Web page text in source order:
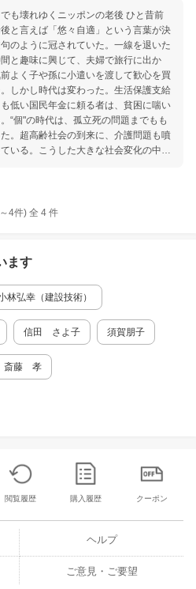
章 場違いの現役感をまき散らす元管理
--なぜ、普通のお年寄りになれないの
第四章 寂しいお年寄りたち --口をつ
、しゃべり続ける女性ーー 第五章 老
老人たち --“元気”と“機能低下”の狭間
終章 長い老後を機嫌よく生きるには
【目次】 はじめに 第一章 従業員を
ルバークレーマーたち --なぜ、高齢
イラついているのかーー 第二章 ネッ
み込まれる人々 --デジタルシニアの落
ぐむ男性、しゃべり続ける女性ーー 第
おわりに
も壊れゆくニッポンの老後 ひと昔前
と言えば「悠々自適」という言葉が決
のように冠されていた。一線を退いた
と趣味に興じて、夫婦で旅行に出か
よく子や孫に小遣いを渡して歓心を買
。しかし時代は変わった。生活保護支給
低い国民年金に頼る者は、貧困に喘い
“個"の時代は、孤立死の問題までもも
。超高齢社会の到来に、介護問題も噴
いる。こうした大きな社会変化の中
がない~ケアメンはつらいよ~ 第三章 仕
い~増える年金パラサイト~ 第六章 住
い~ハウジングプアの悲惨~ 第七章 介
足りない~施設不足によって生まれた
ゾーン~ 第八章 お金が戻ってこない~ね
れた我が家は砂上の楼閣~ 終章 難民化
たち
4件) 全 4 件
ます
林弘幸（建設技術）
信田 さよ子 須賀朋子
斎藤 孝
閲覧履歴 購入履歴 クーポン
ヘルプ
ご意見・ご要望